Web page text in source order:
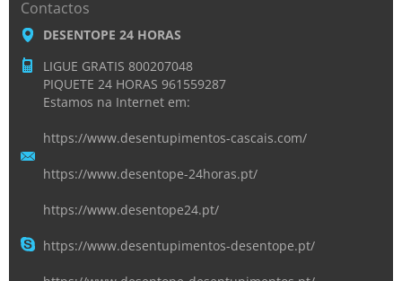
Contactos
DESENTOPE 24 HORAS
LIGUE GRATIS 800207048
PIQUETE 24 HORAS 961559287
Estamos na Internet em:
https://www.desentupimentos-cascais.com/
https://www.desentope-24horas.pt/
https://www.desentope24.pt/
https://www.desentupimentos-desentope.pt/